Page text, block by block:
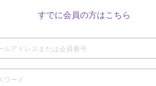
すでに会員の方はこちら